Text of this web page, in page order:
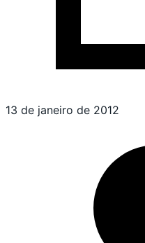
13 de janeiro de 2012